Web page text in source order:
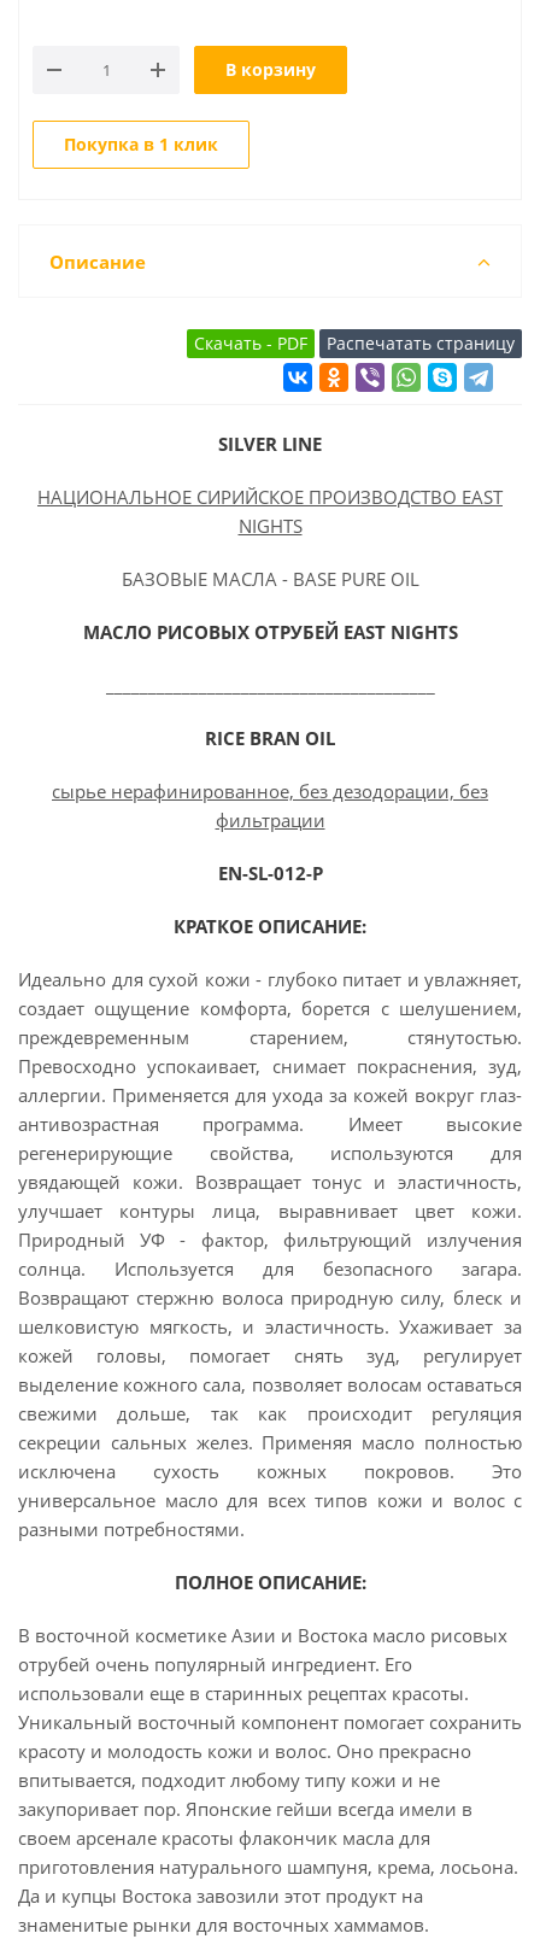
В корзину
Покупка в 1 клик
Описание
SILVER LINE
НАЦИОНАЛЬНОЕ СИРИЙСКОЕ ПРОИЗВОДСТВО EAST
NIGHTS
БАЗОВЫЕ МАСЛА - BASE PURE OIL
МАСЛО РИСОВЫХ ОТРУБЕЙ EAST NIGHTS
RICE BRAN OIL
сырье нерафинированное, без дезодорации, без
фильтрации
EN-SL-012-Р
КРАТКОЕ ОПИСАНИЕ:
Идеально для сухой кожи - глубоко питает и увлажняет,
создает ощущение комфорта, борется с шелушением,
преждевременным старением, стянутостью.
Превосходно успокаивает, снимает покраснения, зуд,
аллергии. Применяется для ухода за кожей вокруг глаз-
антивозрастная программа. Имеет высокие
регенерирующие свойства, используются для
увядающей кожи. Возвращает тонус и эластичность,
улучшает контуры лица, выравнивает цвет кожи.
Природный УФ - фактор, фильтрующий излучения
солнца. Используется для безопасного загара.
Возвращают стержню волоса природную силу, блеск и
шелковистую мягкость, и эластичность. Ухаживает за
кожей головы, помогает снять зуд, регулирует
выделение кожного сала, позволяет волосам оставаться
свежими дольше, так как происходит регуляция
секреции сальных желез. Применяя масло полностью
исключена сухость кожных покровов. Это
универсальное масло для всех типов кожи и волос с
разными потребностями.
ПОЛНОЕ ОПИСАНИЕ:
В восточной косметике Азии и Востока масло рисовых
отрубей очень популярный ингредиент. Его
использовали еще в старинных рецептах красоты.
Уникальный восточный компонент помогает сохранить
красоту и молодость кожи и волос. Оно прекрасно
впитывается, подходит любому типу кожи и не
закупоривает пор. Японские гейши всегда имели в
своем арсенале красоты флакончик масла для
приготовления натурального шампуня, крема, лосьона.
Да и купцы Востока завозили этот продукт на
знаменитые рынки для восточных хаммамов.